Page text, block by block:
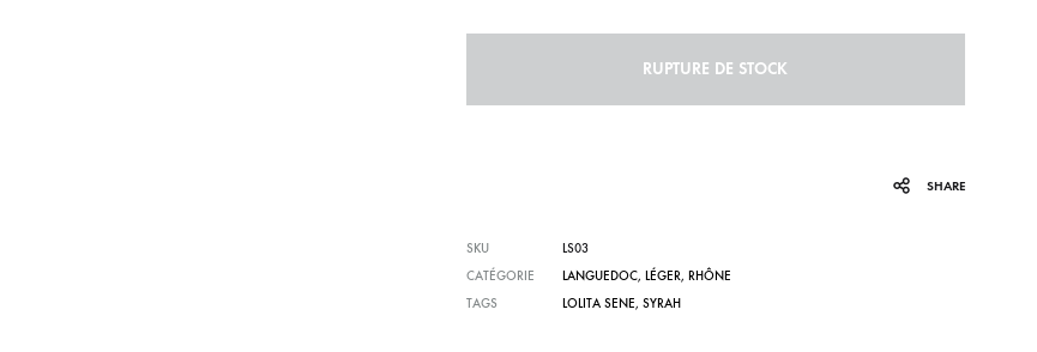
RUPTURE DE STOCK
SHARE
SKU
LS03
CATÉGORIE
LANGUEDOC, LÉGER, RHÔNE
TAGS
LOLITA SENE, SYRAH